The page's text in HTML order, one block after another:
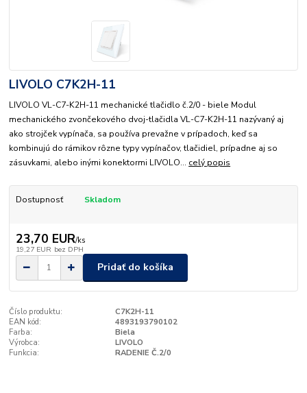
LIVOLO C7K2H-11
LIVOLO VL-C7-K2H-11 mechanické tlačidlo č.2/0 - biele Modul
mechanického zvončekového dvoj-tlačidla VL-C7-K2H-11 nazývaný aj
ako strojček vypínača, sa používa prevažne v prípadoch, keď sa
kombinujú do rámikov rôzne typy vypínačov, tlačidiel, prípadne aj so
zásuvkami, alebo inými konektormi LIVOLO... celý popis
Dostupnosť Skladom
23,70 EUR/ks
19,27 EUR bez DPH
Pridať do košíka
Číslo produktu:
C7K2H-11
EAN kód:
4893193790102
Farba:
Biela
Výrobca:
LIVOLO
Funkcia:
RADENIE Č.2/0